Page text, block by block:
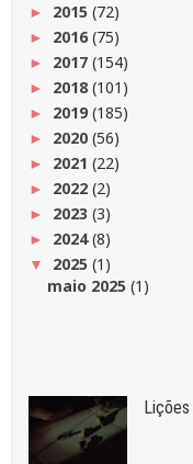
► 2015 (72)
► 2016(75)
► 2017 (154)
► 2018 (101)
► 2019(185)
► 2020 (56)
► 2021 (22)
► 2022 (2)
► 2023 (3)
► 2024(8)
▼ 2025 (1)
maio 2025 (1)
Liç⁠ões